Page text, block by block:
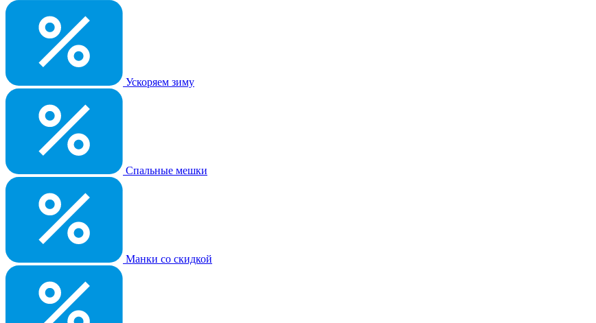
Ускоряем зиму
Спальные мешки
Манки со скидкой